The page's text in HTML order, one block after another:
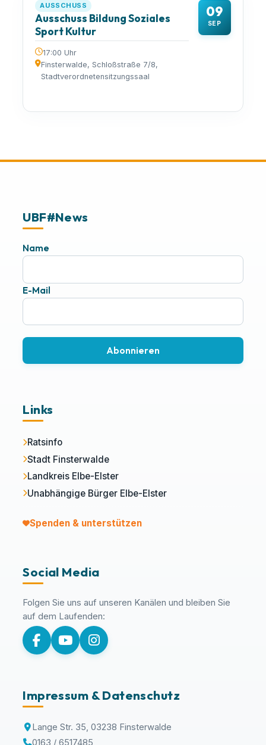
09
SEP
AUSSCHUSS
Ausschuss Bildung Soziales
Sport Kultur
17:00 Uhr
Finsterwalde, Schloßstraße 7/8,
Stadtverordnetensitzungssaal
UBF#News
Name
E-Mail
Abonnieren
Links
Ratsinfo
Stadt Finsterwalde
Landkreis Elbe-Elster
Unabhängige Bürger Elbe-Elster
Spenden & unterstützen
Social Media
Folgen Sie uns auf unseren Kanälen und bleiben Sie
auf dem Laufenden:
Impressum & Datenschutz
Lange Str. 35, 03238 Finsterwalde
0163 / 6517485